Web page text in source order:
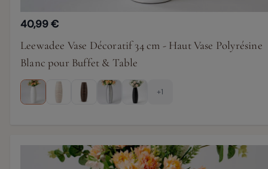
40,99 €
Leewadee Vase Décoratif 34 cm - Haut Vase Polyrésine
Blanc pour Buffet & Table
+1